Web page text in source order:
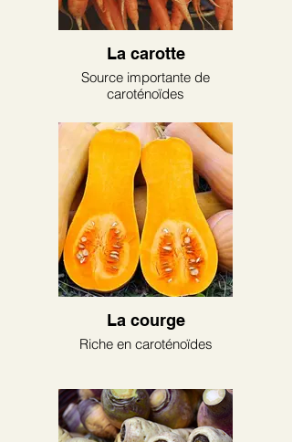
La carotte
Source importante de
caroténoïdes
La courge
Riche en caroténoïdes